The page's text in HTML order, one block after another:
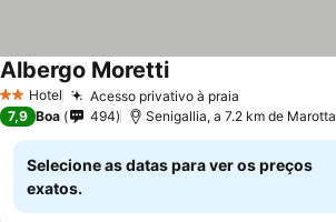
2 Estrelas
Hotel Acesso privativo à praia
Albergo MorettiVer preços
7,9 Boa 494 Senigallia, a 7.2 km de Marotta
Selecione as datas para ver os preços
exatos.